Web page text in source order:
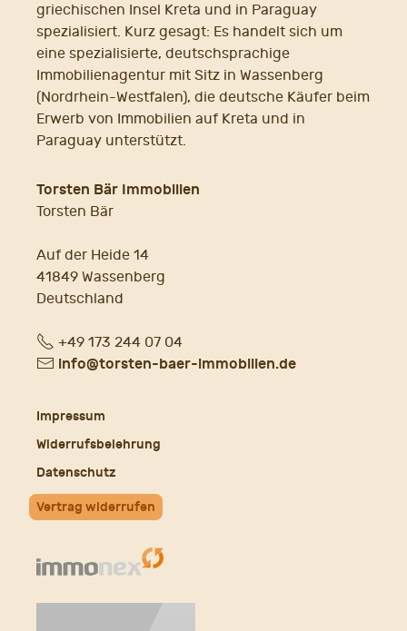
griechischen Insel Kreta und in Paraguay
spezialisiert. Kurz gesagt: Es handelt sich um
eine spezialisierte, deutschsprachige
Immobilienagentur mit Sitz in Wassenberg
(Nordrhein-Westfalen), die deutsche Käufer beim
Erwerb von Immobilien auf Kreta und in
Paraguay unterstützt.
Torsten Bär Immobilien
Torsten Bär
Auf der Heide 14
41849 Wassenberg
Deutschland
Fon+49 173 244 07 04
E- info@torsten-baer-immobilien.de
Impressum
Widerrufsbelehrung
Datenschutz
Vertrag widerrufen